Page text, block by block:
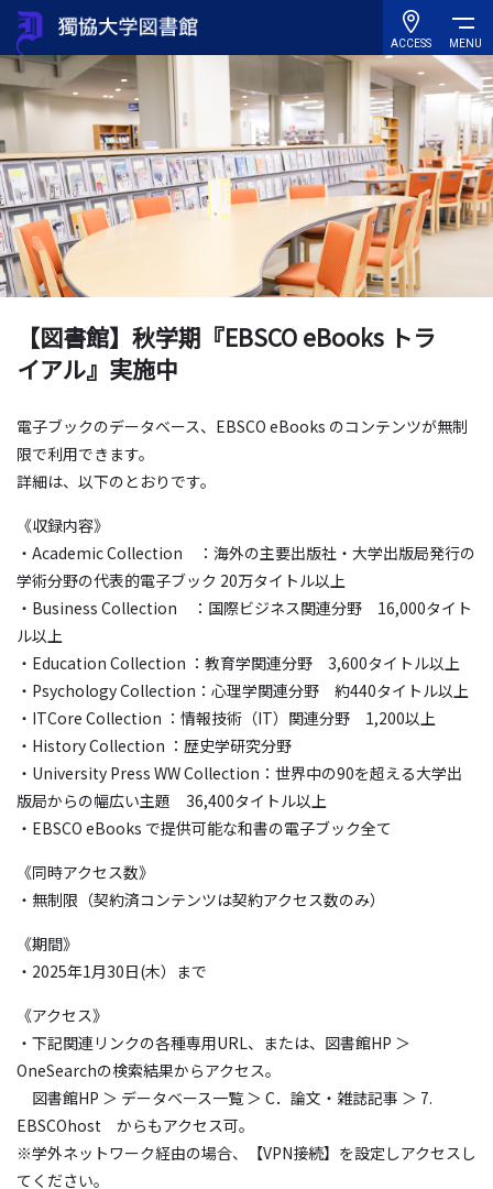
ACCESS MENU
【図書館】秋学期『EBSCO eBooks トラ
イアル』実施中
電子ブックのデータベース、EBSCO eBooks のコンテンツが無制
限で利用できます。
詳細は、以下のとおりです。
《収録内容》
・Academic Collection ：海外の主要出版社・大学出版局発行の
学術分野の代表的電子ブック 20万タイトル以上
・Business Collection ：国際ビジネス関連分野 16,000タイト
ル以上
・Education Collection ：教育学関連分野 3,600タイトル以上
・Psychology Collection：心理学関連分野 約440タイトル以上
・ITCore Collection ：情報技術（IT）関連分野 1,200以上
・History Collection ：歴史学研究分野
・University Press WW Collection：世界中の90を超える大学出
版局からの幅広い主題 36,400タイトル以上
・EBSCO eBooks で提供可能な和書の電子ブック全て
《同時アクセス数》
・無制限（契約済コンテンツは契約アクセス数のみ）
《期間》
・2025年1月30日(木）まで
《アクセス》
・下記関連リンクの各種専用URL、または、図書館HP ＞
OneSearchの検索結果からアクセス。
図書館HP ＞ データベース一覧 ＞ C．論文・雑誌記事 ＞ 7.
EBSCOhost からもアクセス可。
※学外ネットワーク経由の場合、【VPN接続】を設定しアクセスし
てください。